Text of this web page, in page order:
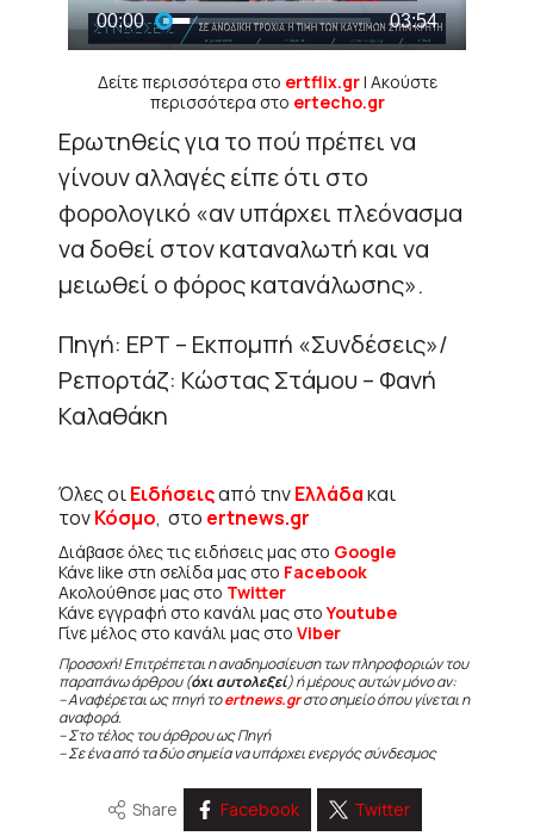
Δείτε περισσότερα στο ertflix.gr| Ακούστε
περισσότερα στο ertecho.gr
Ερωτηθείς για το πού πρέπει να
γίνουν αλλαγές είπε ότι στο
φορολογικό «αν υπάρχει πλεόνασμα
να δοθεί στον καταναλωτή και να
μειωθεί ο φόρος κατανάλωσης».
Πηγή: ΕΡΤ – Εκπομπή «Συνδέσεις»/
Ρεπορτάζ: Κώστας Στάμου – Φανή
Καλαθάκη
Όλες οιΕιδήσειςαπό τηνΕλλάδακαι
τονΚόσμο, στο ertnews.gr
Διάβασε όλες τις ειδήσεις μας στο Google
Κάνε like στη σελίδα μας στο Facebook
Ακολούθησε μας στο Twitter
Κάνε εγγραφή στο κανάλι μας στοYoutube
Γίνε μέλος στο κανάλι μας στο Viber
Προσοχή! Επιτρέπεται η αναδημοσίευση των πληροφοριών του
παραπάνω άρθρου (όχι αυτολεξεί) ή μέρους αυτών μόνο αν:
– Αναφέρεται ως πηγή τοertnews.grστο σημείο όπου γίνεται η
αναφορά.
– Στο τέλος του άρθρου ως Πηγή
– Σε ένα από τα δύο σημεία να υπάρχει ενεργός σύνδεσμος
Share Facebook Twitter